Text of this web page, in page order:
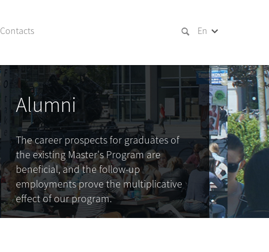
Contacts En
Alumni
The career prospects for graduates of
the existing Master's Program are
beneficial, and the follow-up
employments prove the multiplicative
effect of our program.